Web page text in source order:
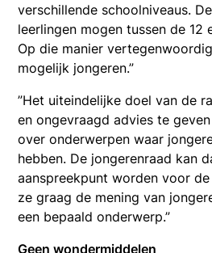
verschillende schoolniveaus.
leerlingen mogen tussen de 12
Op die manier
mogelijk jongeren.”
”Het uiteindelijke doel van de
en ongevraagd advies te
over onderwerpen waar
hebben. De jongerenraad kan
aanspreekpunt worden voor
ze graag de mening van
een bepaald onderwerp.”
Geen wondermiddelen